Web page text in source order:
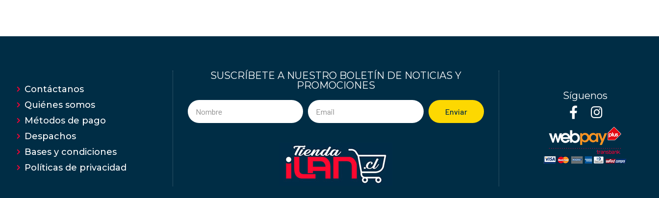
Contáctanos
Quiénes somos
Métodos de pago
Despachos
Bases y condiciones
Políticas de privacidad
SUSCRÍBETE A NUESTRO BOLETÍN DE NOTICIAS Y
PROMOCIONES
Enviar
Síguenos